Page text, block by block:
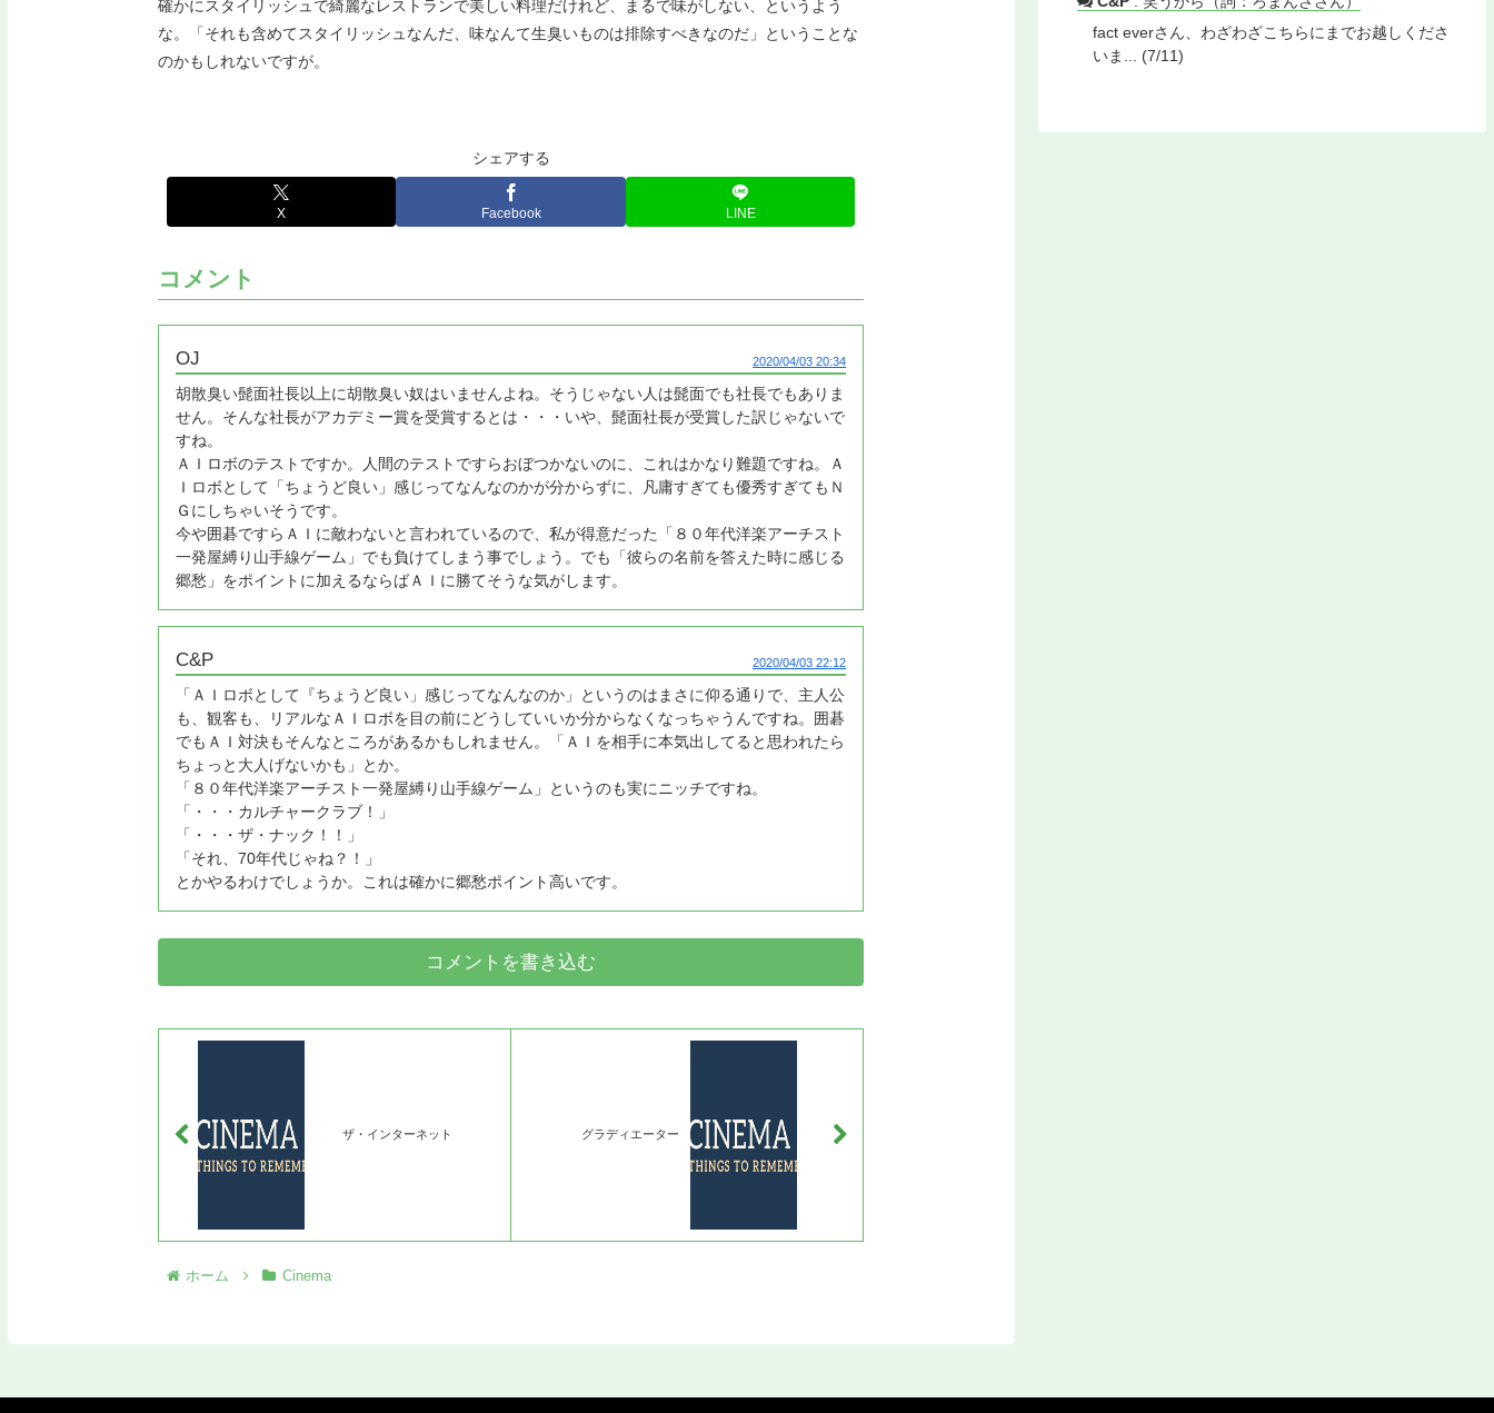
確かにスタイリッシュで綺麗なレストランで美しい料理だけれど、まるで味がしない、というよう
な。「それも含めてスタイリッシュなんだ、味なんて生臭いものは排除すべきなのだ」ということな
のかもしれないですが。
シェアする
X Facebook LINE
コメント
OJ 2020/04/03 20:34
胡散臭い髭面社長以上に胡散臭い奴はいませんよね。そうじゃない人は髭面でも社長でもありま
せん。そんな社長がアカデミー賞を受賞するとは・・・いや、髭面社長が受賞した訳じゃないで
すね。
ＡＩロボのテストですか。人間のテストですらおぼつかないのに、これはかなり難題ですね。Ａ
Ｉロボとして「ちょうど良い」感じってなんなのかが分からずに、凡庸すぎても優秀すぎてもＮ
Ｇにしちゃいそうです。
今や囲碁ですらＡＩに敵わないと言われているので、私が得意だった「８０年代洋楽アーチスト
一発屋縛り山手線ゲーム」でも負けてしまう事でしょう。でも「彼らの名前を答えた時に感じる
郷愁」をポイントに加えるならばＡＩに勝てそうな気がします。
C&P 2020/04/03 22:12
「ＡＩロボとして『ちょうど良い」感じってなんなのか」というのはまさに仰る通りで、主人公
も、観客も、リアルなＡＩロボを目の前にどうしていいか分からなくなっちゃうんですね。囲碁
でもＡＩ対決もそんなところがあるかもしれません。「ＡＩを相手に本気出してると思われたら
ちょっと大人げないかも」とか。
「８０年代洋楽アーチスト一発屋縛り山手線ゲーム」というのも実にニッチですね。
「・・・カルチャークラブ！」
「・・・ザ・ナック！！」
「それ、70年代じゃね？！」
とかやるわけでしょうか。これは確かに郷愁ポイント高いです。
コメントを書き込む
ザ・インターネット グラディエーター
ホーム Cinema
fact everさん、わざわざこちらにまでお越しくださ
いま... (7/11)